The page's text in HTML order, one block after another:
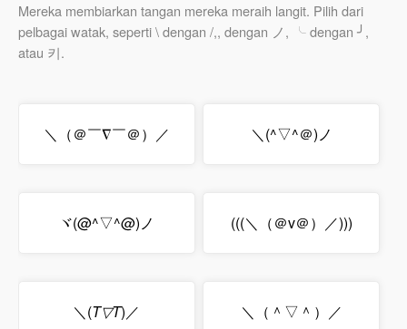
Mereka membiarkan tangan mereka meraih langit. Pilih dari
pelbagai watak, seperti \ dengan /,, dengan ノ, ╰ dengan ╯,
atau 키.
＼（＠￣∇￣＠）／ ＼(^▽^＠)ノ
ヾ(@^▽^@)ノ (((＼（＠v＠）／)))
＼(T▽T)／ ＼（＾▽＾）／